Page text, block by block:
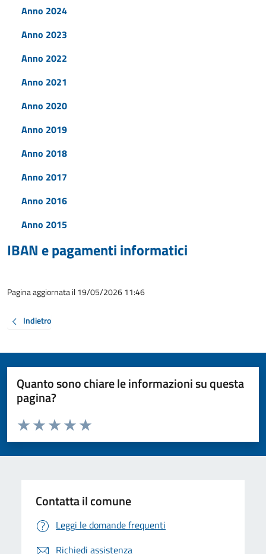
Anno 2024
Anno 2023
Anno 2022
Anno 2021
Anno 2020
Anno 2019
Anno 2018
Anno 2017
Anno 2016
Anno 2015
IBAN e pagamenti informatici
Pagina aggiornata il 19/05/2026 11:46
Indietro
Quanto sono chiare le informazioni su questa
pagina?
Valuta da 1 a 5 stelle la pagina
Valuta 5 stelle su 5
Valuta 4 stelle su 5
Valuta 3 stelle su 5
Valuta 2 stelle su 5
Valuta 1 stelle su 5
Contatta il comune
Leggi le domande frequenti
Richiedi assistenza